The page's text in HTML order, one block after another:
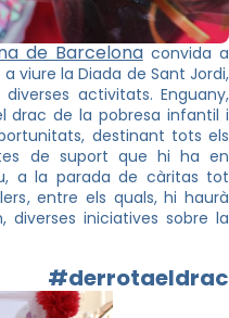
de Barcelonaconvida a
viure la Diada de Sant Jordi,
activitats. Enguany,
drac de la pobresa infantil i
destinant tots els
de suport que hi ha en
a la parada de càritas tot
entre els quals, hi haurà
iniciatives sobre la